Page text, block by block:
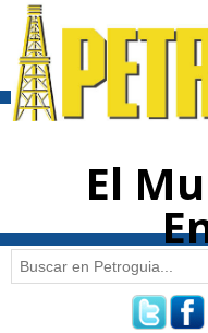
El
Formulario
Buscar